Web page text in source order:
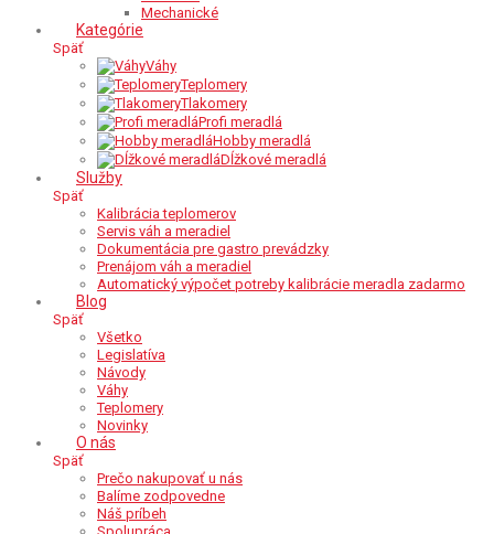
Mechanické
Kategórie
Späť
Váhy
Teplomery
Tlakomery
Profi meradlá
Hobby meradlá
Dĺžkové meradlá
Služby
Späť
Kalibrácia teplomerov
Servis váh a meradiel
Dokumentácia pre gastro prevádzky
Prenájom váh a meradiel
Automatický výpočet potreby kalibrácie meradla zadarmo
Blog
Späť
Všetko
Legislatíva
Návody
Váhy
Teplomery
Novinky
O nás
Späť
Prečo nakupovať u nás
Balíme zodpovedne
Náš príbeh